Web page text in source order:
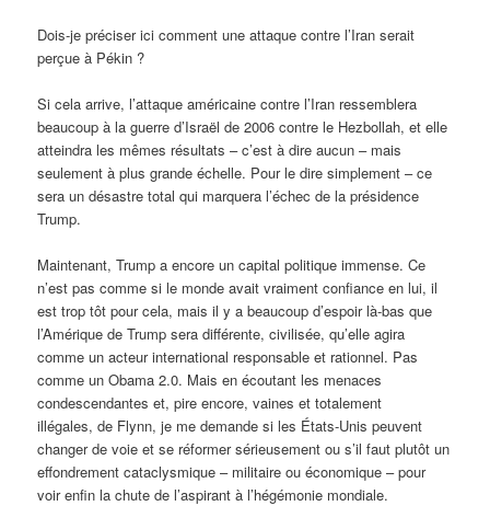
Dois-je préciser ici comment une attaque contre l’Iran serait
perçue à Pékin ?
Si cela arrive, l’attaque américaine contre l’Iran ressemblera
beaucoup à la guerre d’Israël de 2006 contre le Hezbollah, et elle
atteindra les mêmes résultats – c’est à dire aucun – mais
seulement à plus grande échelle. Pour le dire simplement – ce
sera un désastre total qui marquera l’échec de la présidence
Trump.
Maintenant, Trump a encore un capital politique immense. Ce
n’est pas comme si le monde avait vraiment confiance en lui, il
est trop tôt pour cela, mais il y a beaucoup d’espoir là-bas que
l’Amérique de Trump sera différente, civilisée, qu’elle agira
comme un acteur international responsable et rationnel. Pas
comme un Obama 2.0. Mais en écoutant les menaces
condescendantes et, pire encore, vaines et totalement
illégales, de Flynn, je me demande si les États-Unis peuvent
changer de voie et se réformer sérieusement ou s’il faut plutôt un
effondrement cataclysmique – militaire ou économique – pour
voir enfin la chute de l’aspirant à l’hégémonie mondiale.